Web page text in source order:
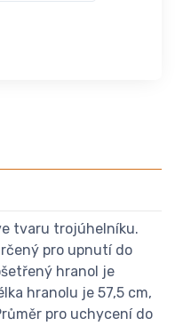
tvaru trojúhelníku.
pro upnutí do
hranol je
hranolu je 57,5 cm,
pro uchycení do